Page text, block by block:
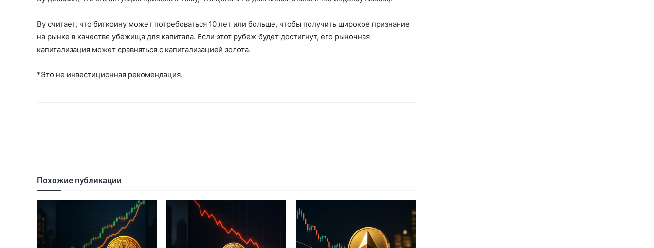
Ву считает, что биткоину может потребоваться 10 лет или больше, чтобы получить широкое признание
на рынке в качестве убежища для капитала. Если этот рубеж будет достигнут, его рыночная
капитализация может сравняться с капитализацией золота.
*Это не инвестиционная рекомендация.
Похожие публикации